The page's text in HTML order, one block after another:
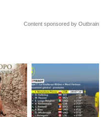
Content sponsored by Outbrain